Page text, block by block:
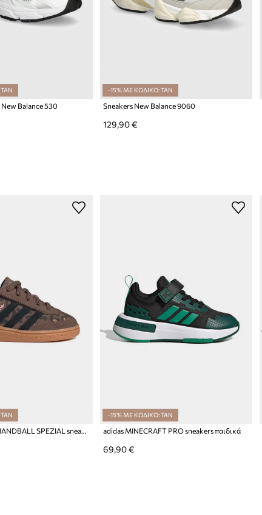
New Balance 530
-15% ΜΕ ΚΩΔΙΚΟ: TAN
Sneakers New Balance 9060
129,90 €
adidas Originals HANDBALL SPEZIAL sneakers παιδικά
-15% ΜΕ ΚΩΔΙΚΟ: TAN
adidas MINECRAFT PRO sneakers παιδικά
69,90 €